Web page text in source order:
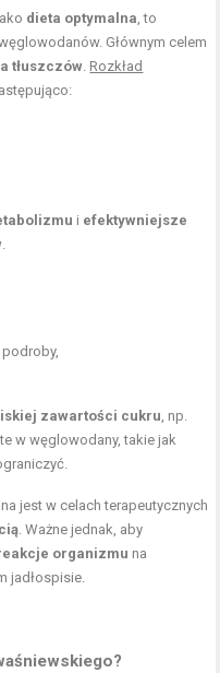
dieta optymalna, to
Głównym celem
tłuszczów. Rozkład
i efektywniejsze
.
zawartości cukru, np.
w węglowodany, takie jak
jest w celach terapeutycznych
. Ważne jednak, aby
organizmu na
jadłospisie.